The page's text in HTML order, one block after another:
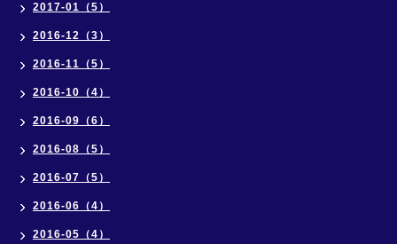
2017-01（5）
2016-12（3）
2016-11（5）
2016-10（4）
2016-09（6）
2016-08（5）
2016-07（5）
2016-06（4）
2016-05（4）